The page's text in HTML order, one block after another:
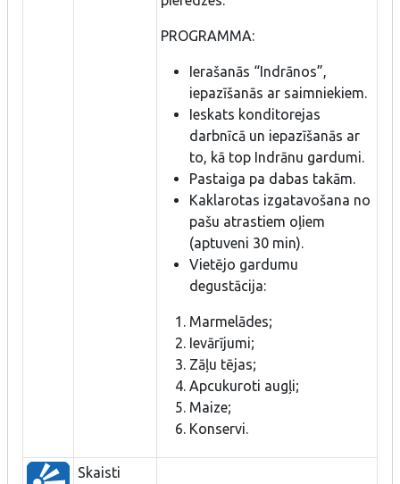
PROGRAMMA:
Ierašanās “Indrānos”,
iepazīšanās ar saimniekiem.
Ieskats konditorejas
darbnīcā un iepazīšanās ar
to, kā top Indrānu gardumi.
Pastaiga pa dabas takām.
Kaklarotas izgatavošana no
pašu atrastiem oļiem
(aptuveni 30 min).
Vietējo gardumu
degustācija:
Marmelādes;
Ievārījumi;
Zāļu tējas;
Apcukuroti augļi;
Maize;
Konservi.
Skaisti